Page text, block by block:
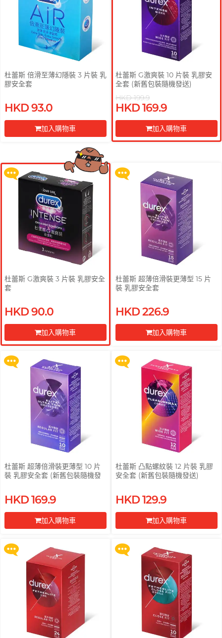
杜蕾斯 倍滑至薄幻隱裝 3 片裝 乳
膠安全套
HKD 93.0
加入購物車
杜蕾斯 G激爽裝 10 片裝 乳膠安
全套 (新舊包裝隨機發送)
HKD 199.9
HKD 169.9
加入購物車
購 Gillette 吉列 Labs 極光系列剃
鬚刀連底座 (刀架 1 件 + 刀頭 2 片)
杜蕾斯 G激爽裝 3 片裝 乳膠安全
套
HKD 90.0
加入購物車
購 Gillette 吉列 Labs 極光系列剃
鬚刀連底座 (刀架 1 件 + 刀頭 2 片)
杜蕾斯 超薄倍滑裝更薄型 15 片
裝 乳膠安全套
HKD 226.9
加入購物車
購 Gillette 吉列 Labs 極光系列剃
鬚刀連底座 (刀架 1 件 + 刀頭 2 片)
更多優惠
杜蕾斯 超薄倍滑裝更薄型 10 片
裝 乳膠安全套 (新舊包裝隨機發
HKD 169.9
加入購物車
購 Gillette 吉列 Labs 極光系列剃
鬚刀連底座 (刀架 1 件 + 刀頭 2 片)
更多優惠
杜蕾斯 凸點螺紋裝 12 片裝 乳膠
安全套 (新舊包裝隨機發送)
HKD 129.9
加入購物車
購 Gillette 吉列 Labs 極光系列剃
鬚刀連底座 (刀架 1 件 + 刀頭 2 片)
更多優惠
購 Gillette 吉列 Labs 極光系列剃
鬚刀連底座 (刀架 1 件 + 刀頭 2 片)
更多優惠